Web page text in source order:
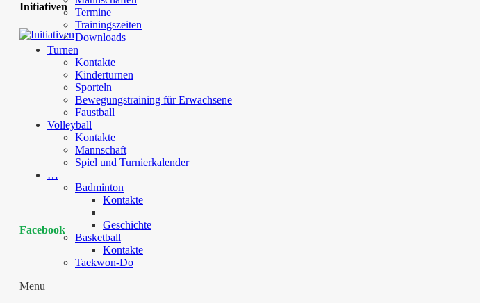
Termine
Trainingszeiten
Downloads
Turnen
Kontakte
Kinderturnen
Sporteln
Bewegungstraining für Erwachsene
Faustball
Volleyball
Kontakte
Mannschaft
Spiel und Turnierkalender
…
Badminton
Kontakte
Geschichte
Basketball
Kontakte
Taekwon-Do
Menu
Initiativen
Facebook